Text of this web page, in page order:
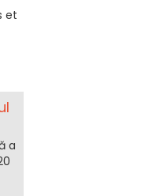
et
a